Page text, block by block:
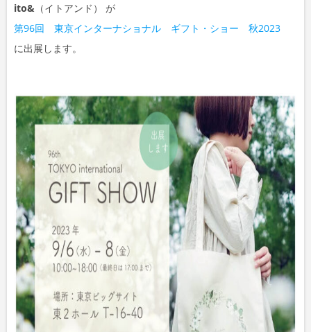
ito& （イトアンド） が
第96回 東京インターナショナル ギフト・ショー 秋2023
に出展します。